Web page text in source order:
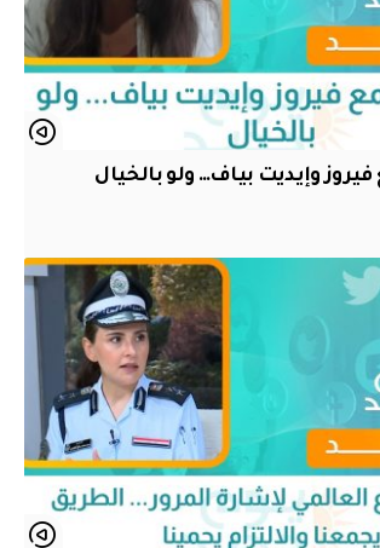
وإيديت بياف… ولو بالخيال